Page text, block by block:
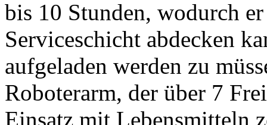
bis 10 Stunden, wodurch
Serviceschicht abdecken
aufgeladen werden zu
Roboterarm, der über 7
Einsatz mit Lebensmitteln